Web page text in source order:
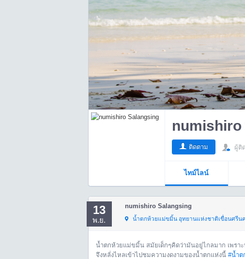
numishiro
ติดตาม ผู้ติ
ไทม์ไลน์
13
พ.ย.
numishiro Salangsing
น้ำตกห้วยแม่ขมิ้น อุทยานแห่งชาติเขื่อนศรีนครินทร์ (Huai
น้ำตกห้วยแม่ขมิ้น สมัยเด็กๆคิดว่ามันอยู่ไกลมาก เพรา
จึงหลั่งไหลเข้าไปชมความงดงามของน้ำตกแห่งนี้ #น้ำ